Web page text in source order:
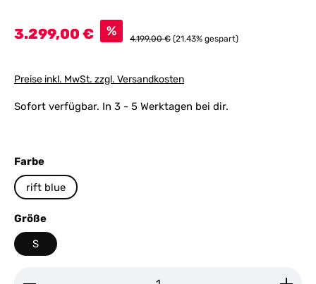
Verkaufspreis:
3.299,00 € % Regulärer Preis:
4.199,00 € (21.43% gespart)
Preise inkl. MwSt. zzgl. Versandkosten
Sofort verfügbar. In 3 - 5 Werktagen bei dir.
Farbeauswählen
rift blue
Größeauswählen
S
Produkt Anzahl: Gib den gewünschten Wert ein